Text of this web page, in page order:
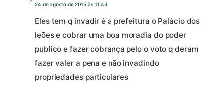
24 de agosto de 2015 às 11:43
Eles tem q invadir é a prefeitura o Palácio dos
leões e cobrar uma boa moradia do poder
publico e fazer cobrança pelo o voto q deram
fazer valer a pena e não invadindo
propriedades particulares